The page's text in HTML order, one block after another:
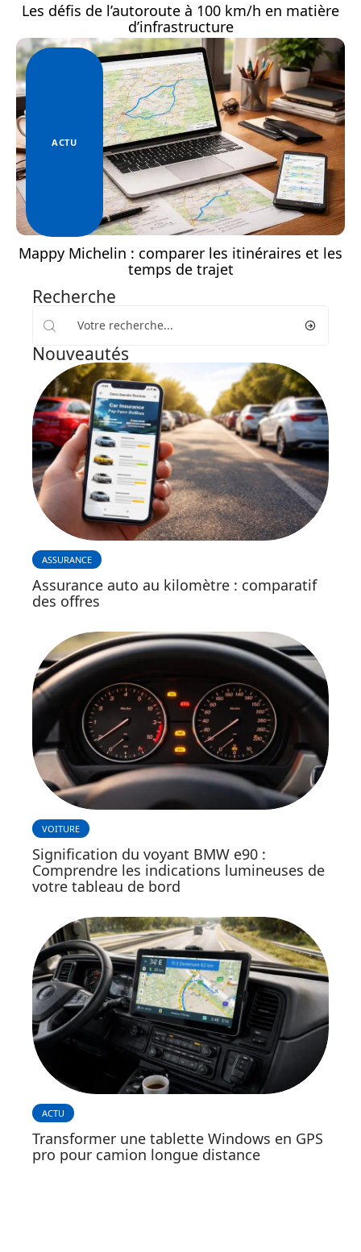
Les défis de l’autoroute à 100 km/h en matière
d’infrastructure
ACTU
Mappy Michelin : comparer les itinéraires et les
temps de trajet
Recherche
Nouveautés
ASSURANCE
Assurance auto au kilomètre : comparatif
des offres
VOITURE
Signification du voyant BMW e90 :
Comprendre les indications lumineuses de
votre tableau de bord
ACTU
Transformer une tablette Windows en GPS
pro pour camion longue distance